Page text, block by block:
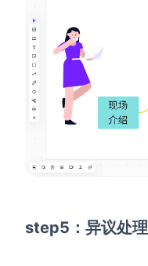
step5：异议处理